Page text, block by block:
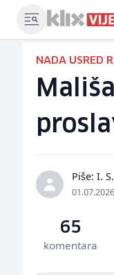
NADA USRED
Piše: I.
65
komentara